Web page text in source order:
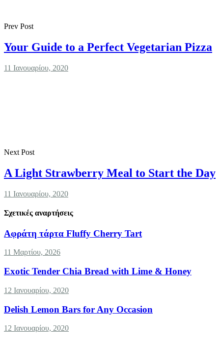
Prev Post
Your Guide to a Perfect Vegetarian Pizza
11 Ιανουαρίου, 2020
Next Post
A Light Strawberry Meal to Start the Day
11 Ιανουαρίου, 2020
Σχετικές αναρτήσεις
Αφράτη τάρτα Fluffy Cherry Tart
11 Μαρτίου, 2026
Exotic Tender Chia Bread with Lime & Honey
12 Ιανουαρίου, 2020
Delish Lemon Bars for Any Occasion
12 Ιανουαρίου, 2020